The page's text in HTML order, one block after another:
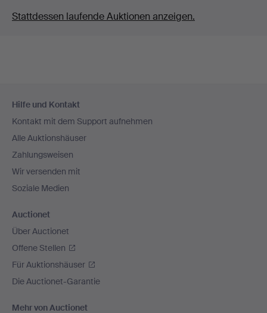
Stattdessen laufende Auktionen anzeigen.
Navigation
Hilfe und Kontakt
Kontakt mit dem Support aufnehmen
Alle Auktionshäuser
Zahlungsweisen
Wir versenden mit
Soziale Medien
Auctionet
Über Auctionet
Offene Stellen
Für Auktionshäuser
Die Auctionet-Garantie
Mehr von Auctionet